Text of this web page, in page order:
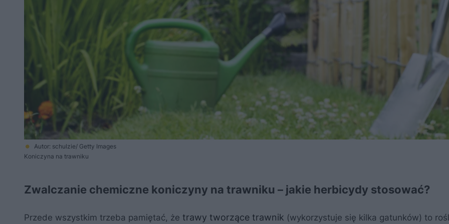
Autor: schulzie/ Getty Images
Koniczyna na trawniku
Zwalczanie chemiczne koniczyny na trawniku – jakie herbicydy stosować?
Przede wszystkim trzeba pamiętać, że trawy tworzące trawnik (wykorzystuje się kilka gatunków) to